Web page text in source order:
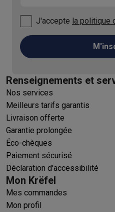
J'accepte la politique
Renseignements et
Nos services
Meilleurs tarifs garantis
Livraison offerte
Garantie prolongée
Éco-chèques
Paiement sécurisé
Déclaration d'accessibilité
Mon Krëfel
Mes commandes
Mon profil